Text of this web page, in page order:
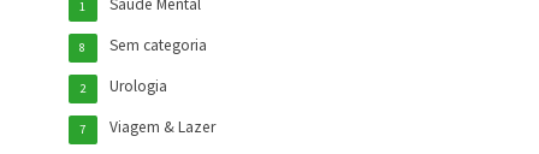
Saúde Mental
1
Sem categoria
8
Urologia
2
Viagem & Lazer
7